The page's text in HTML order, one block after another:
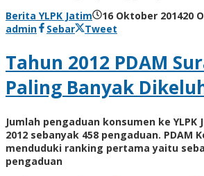
Berita YLPK Jatim
16 Oktober 201420
admin
Sebar Tweet
Tahun 2012 PDAM
Paling Banyak
Jumlah pengaduan konsumen ke
2012 sebanyak 458 pengaduan. PDAM
menduduki ranking pertama yaitu
pengaduan